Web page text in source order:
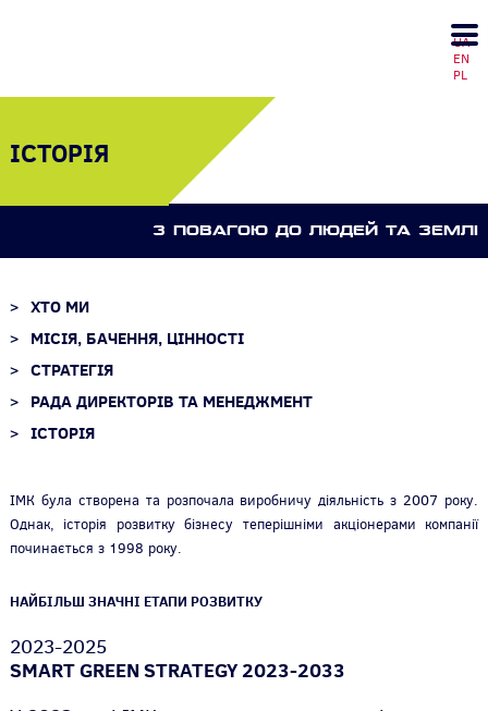
UA
EN
PL
ІСТОРІЯ
З ПОВАГОЮ ДО ЛЮДЕЙ ТА ЗЕМЛI
ХТО МИ
МІСІЯ, БАЧЕННЯ, ЦІННОСТІ
СТРАТЕГІЯ
РАДА ДИРЕКТОРІВ ТА МЕНЕДЖМЕНТ
ІСТОРІЯ
ІМК була створена та розпочала виробничу діяльність з 2007 року.
Однак, історія розвитку бізнесу теперішніми акціонерами компанії
починається з 1998 року.
НАЙБІЛЬШ ЗНАЧНІ ЕТАПИ РОЗВИТКУ
2023-2025
SMART GREEN STRATEGY 2023-2033